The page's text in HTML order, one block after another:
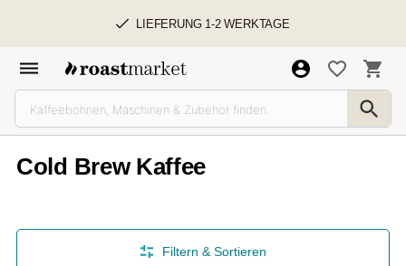
LIEFERUNG 1-2 WERKTAGE
Cold Brew Kaffee
Filtern & Sortieren